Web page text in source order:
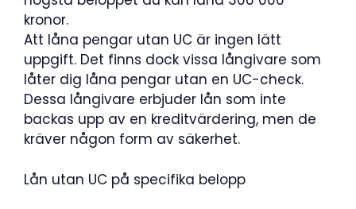
kronor.
Att låna pengar utan UC är ingen lätt
uppgift. Det finns dock vissa långivare som
låter dig låna pengar utan en UC-check.
Dessa långivare erbjuder lån som inte
backas upp av en kreditvärdering, men de
kräver någon form av säkerhet.
Lån utan UC på specifika belopp